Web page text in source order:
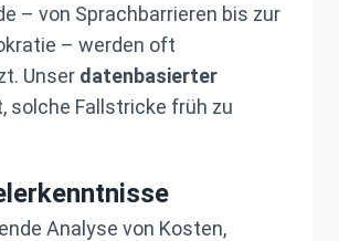
– von Sprachbarrieren bis zur
– werden oft
Unser datenbasierter
solche Fallstricke früh zu
Analyse von Kosten,